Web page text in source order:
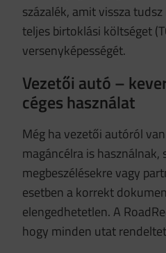
százalék, amit vissza
teljes birtoklási költséget
versenyképességét.
Vezetői autó –
céges használat
Még ha vezetői autóról
magáncélra is
megbeszélésekre vagy
esetben a korrekt
elengedhetetlen. A
hogy minden utat